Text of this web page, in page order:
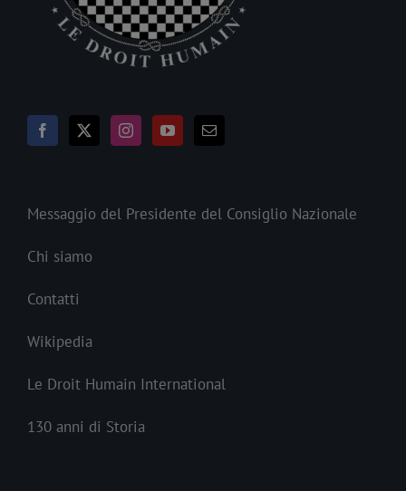
Messaggio del Presidente del Consiglio Nazionale
Chi siamo
Contatti
Wikipedia
Le Droit Humain International
130 anni di Storia